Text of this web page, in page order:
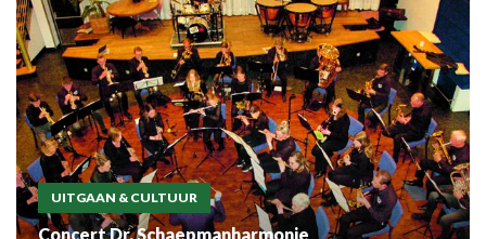
UITGAAN & CULTUUR
Concert Dr. Schaepmanharmonie